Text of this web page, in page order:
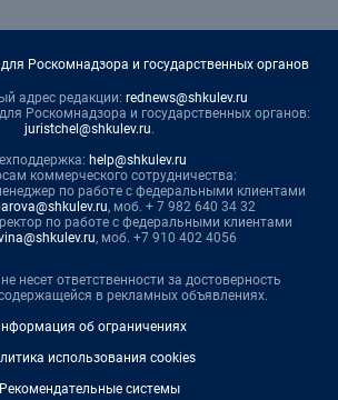
Роскомнадзора и государственных органов
адрес редакции: rednews@shkulev.ru
Роскомнадзора и государственных органов:
juristchel@shkulev.ru.
help@shkulev.ru
коммерческого сотрудничества:
по работе с федеральными клиентами
, моб. + 7 982 640 34 32
по работе с федеральными клиентами
, моб. +7 910 402 4056
несет ответственности за достоверность
в рекламных объявлениях.
об ограничениях
использования cookies
Рекомендательные системы